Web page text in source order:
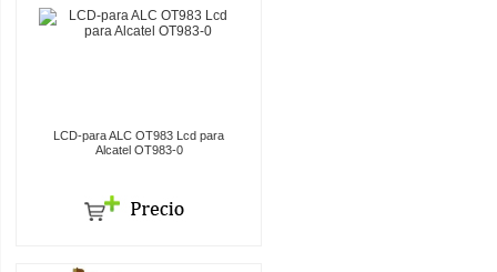
LCD-para ALC OT983 Lcd para
Alcatel OT983-0